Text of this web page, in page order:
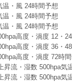
温・風 24時間予想
温・風 24時間予想
温・風 24時間予想
高度・渦度 12・
高度・渦度 36・
高度・渦度 72時
昇流・湿数 500hpa気
昇流・湿数 500hpa気